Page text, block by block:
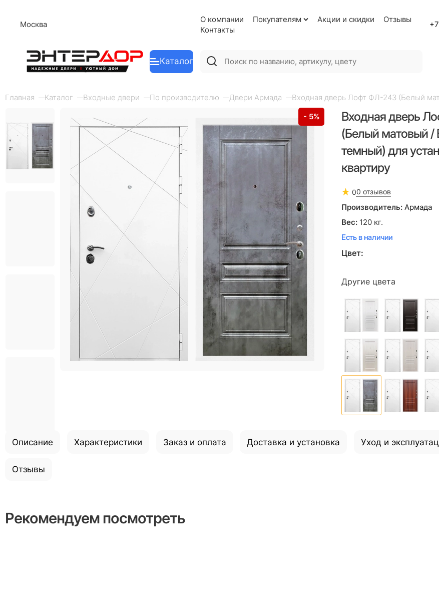
Москва
О компании Покупателям Акции и скидки
Отзывы
Контакты
Каталог
Главная Каталог Входные двери По производителю Двери Армада Входная дверь Лофт ФЛ-243 (Белый
- 5%
Входная дверь
(Белый матовый /
темный) для
квартиру
00 отзывов
Производитель: Армада
Вес: 120 кг.
Есть в наличии
Цвет:
Другие цвета
Описание Характеристики Заказ и оплата Доставка и установка Уход и
Отзывы
Рекомендуем посмотреть